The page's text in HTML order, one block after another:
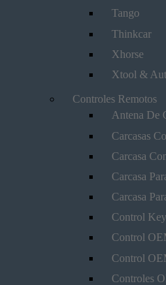
Tango
Thinkcar
Xhorse
Xtool &
Controles Remotos
Antena De
Carcasas
Carcasa
Carcasa
Carcasa
Control
Control
Control
Controles